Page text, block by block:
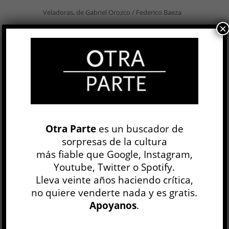
Veladoras, de Gabriel Orozco / Federico Baeza
Templos de barrio, de Marcelo Pombo / Martín
Una historia de la imaginación en la Argentina /
To Fix the Image in the Memory »
Vija Celmins
ARTE
Graciela Speranza
12 DIC, 2019
A la extraordinaria retrospectiva de Vija Celmins
que puede verse en Nueva York hasta
Otra Partees un buscador de
sorpresas de la cultura
más fiable que Google, Instagram,
Youtube, Twitter o Spotify.
Lleva veinte años haciendo crítica,
no quiere venderte nada y es gratis.
Apoyanos.
×